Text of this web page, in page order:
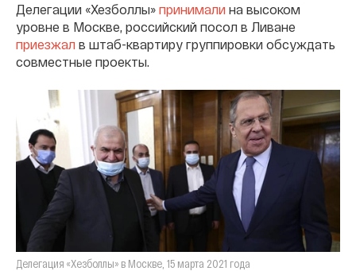
Делегации «Хезболлы» принимали на высоком
уровне в Москве, российский посол в Ливане
приезжал в штаб-квартиру группировки обсуждать
совместные проекты.
Делегация «Хезболлы» в Москве, 15 марта 2021 года